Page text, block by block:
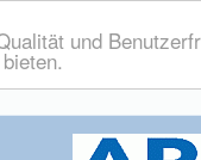
und